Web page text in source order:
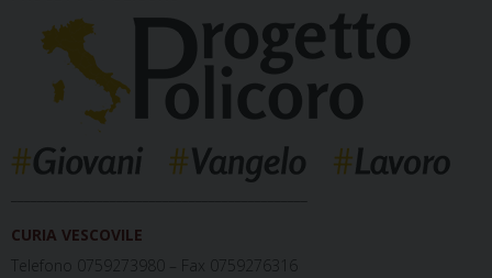
CURIA VESCOVILE
Telefono 0759273980 – Fax 0759276316